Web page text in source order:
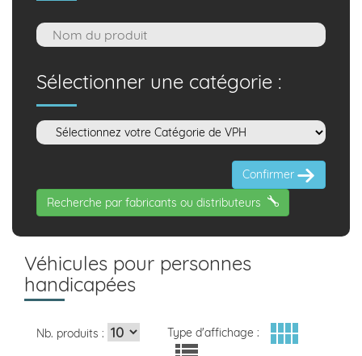
Sélectionner une catégorie :
Confirmer
Recherche par fabricants ou distributeurs
Véhicules pour personnes
handicapées
Nb. produits : Type d'affichage :